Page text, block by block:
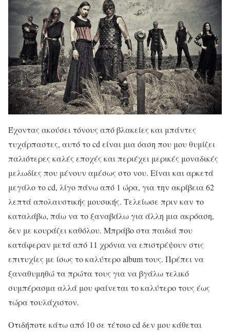
Έχοντας ακούσει τόνους από βλακείες και μπάντες
τυχάρπαστες, αυτό το cd είναι μια όαση που μου θυμίζει
παλιότερες καλές εποχές και περιέχει μερικές μοναδικές
μελωδίες που μένουν αμέσως στο νου. Είναι και αρκετά
μεγάλο το cd, λίγο πάνω από 1 ώρα, για την ακρίβεια 62
λεπτά απολαυστικής μουσικής. Τελείωσε πριν καν το
καταλάβω, πάω να το ξαναβάλω για άλλη μια ακρόαση,
δεν με κουράζει καθόλου. Μπράβο στα παιδιά που
κατάφεραν μετά από 11 χρόνια να επιστρέψουν στις
επιτυχίες με ίσως το καλύτερο album τους. Πρέπει να
ξαναθυμηθώ τα πρώτα τους για να βγάλω τελικό
συμπέρασμα αλλά μου φαίνεται το καλύτερο τους έως
τώρα τουλάχιστον.
Οτιδήποτε κάτω από 10 σε τέτοιο cd δεν μου κάθεται